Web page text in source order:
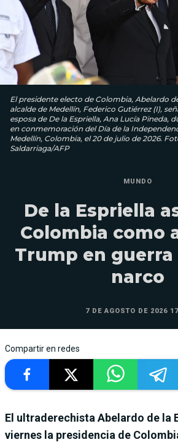
El presidente electo de Colombia, Abelardo
alcalde de Medellín, Federico Gutiérrez (I),
esposa de De la Espriella, Ana Lucía Pineda,
en conmemoración del Día de la
Medellín, Colombia, el 20 de julio de 2026.
Saldarriaga/AFP
MUNDO
De la Espriella
Colombia como
Trump en guerra
narco
7 DE AGOSTO DE 2026
Compartir en redes
El ultraderechista Abelardo de la
viernes la presidencia de